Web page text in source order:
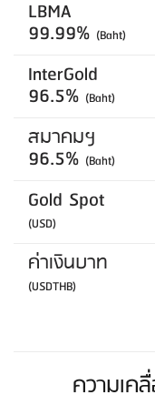
LBMA
99.99% (Baht)
InterGold
96.5% (Baht)
สมาคมฯ
96.5% (Baht)
Gold Spot
(USD)
ค่าเงินบาท
(USDTHB)
ความเค